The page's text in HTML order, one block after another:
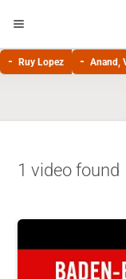
Ruy Lopez Anand,
1 video found